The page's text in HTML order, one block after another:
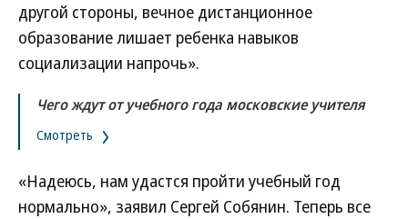
другой стороны, вечное дистанционное
образование лишает ребенка навыков
социализации напрочь».
Чего ждут от учебного года московские учителя
Смотреть
«Надеюсь, нам удастся пройти учебный год
нормально», заявил Сергей Собянин. Теперь все